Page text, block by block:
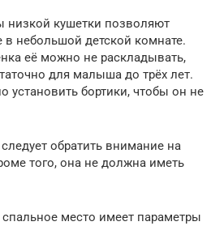
низкой кушетки позволяют
в небольшой детской комнате.
её можно не раскладывать,
для малыша до трёх лет.
установить бортики, чтобы он не
обратить внимание на
того, она не должна иметь
место имеет параметры